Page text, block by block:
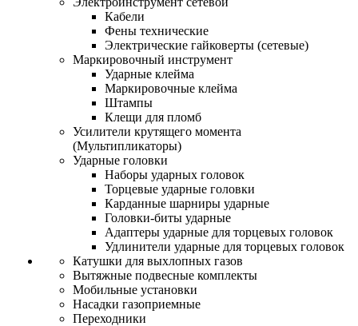
Кабели
Фены технические
Электрические гайковерты (сетевые)
Маркировочный инструмент
Ударные клейма
Маркировочные клейма
Штампы
Клещи для пломб
Усилители крутящего момента
(Мультипликаторы)
Ударные головки
Наборы ударных головок
Торцевые ударные головки
Карданные шарниры ударные
Головки-биты ударные
Адаптеры ударные для торцевых головок
Удлинители ударные для торцевых головок
Катушки для выхлопных газов
Вытяжные подвесные комплекты
Мобильные установки
Насадки газоприемные
Переходники